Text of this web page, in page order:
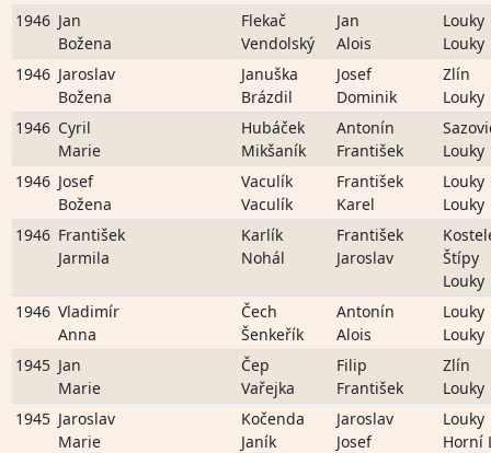
1946 Jan
Božena
Flekač
Vendolský
Jan
Alois
Louky
Louky
1946 Jaroslav
Božena
Januška
Brázdil
Josef
Dominik
Zlín
Louky
1946 Cyril
Marie
Hubáček
Mikšaník
Antonín
František
Louky
1946 Josef
Božena
Vaculík
Vaculík
František
Karel
Louky
Louky
1946 František
Jarmila
Karlík
Nohál
František
Jaroslav
Štípy
Louky
1946 Vladimír
Anna
Čech
Šenkeřík
Antonín
Alois
Louky
Louky
1945 Jan
Marie
Čep
Vařejka
Filip
František
Zlín
Louky
1945 Jaroslav
Marie
Kočenda
Janík
Jaroslav
Josef
Louky
Horní